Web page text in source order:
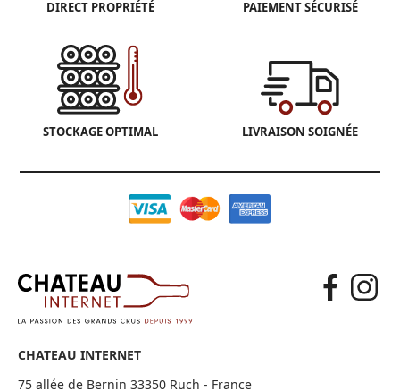
DIRECT PROPRIÉTÉ PAIEMENT SÉCURISÉ
STOCKAGE OPTIMAL LIVRAISON SOIGNÉE
CHATEAU INTERNET
75 allée de Bernin 33350 Ruch - France